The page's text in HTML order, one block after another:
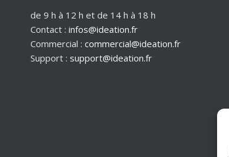
de 9 h à 12 h et de 14 h à 18 h
Contact : infos@ideation.fr
Commercial : commercial@ideation.fr
Support : support@ideation.fr